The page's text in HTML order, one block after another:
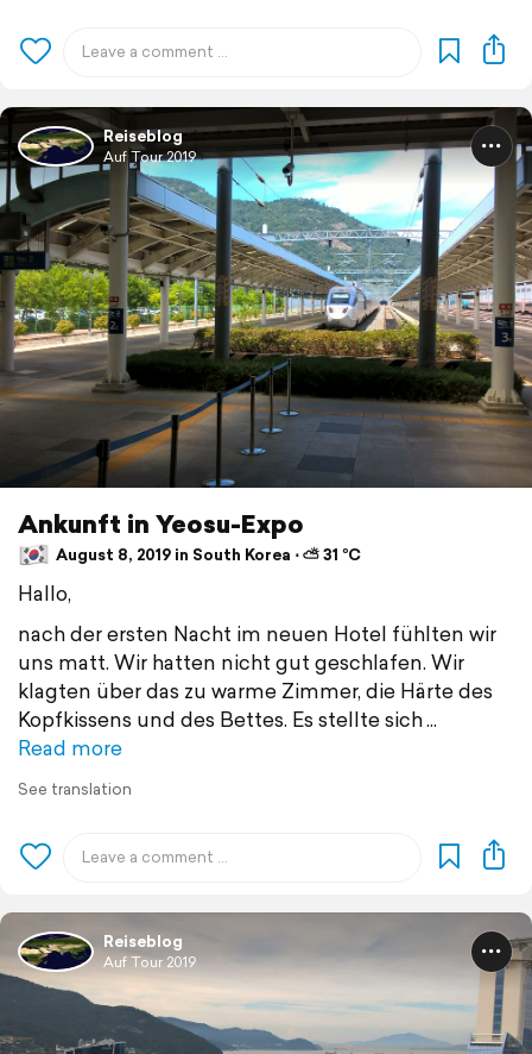
Reiseblog
Auf Tour 2019
Ankunft in Yeosu-Expo
August 8, 2019 in South Korea ⋅ ⛅ 31 °C
Hallo,
nach der ersten Nacht im neuen Hotel fühlten wir
uns matt. Wir hatten nicht gut geschlafen. Wir
klagten über das zu warme Zimmer, die Härte des
Kopfkissens und des Bettes. Es stellte sich
Read more
See translation
Reiseblog
Auf Tour 2019